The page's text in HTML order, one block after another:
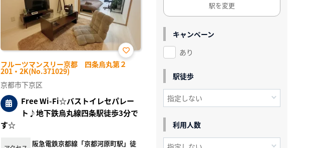
フルーツマンスリー京都 四条烏丸第２
201・2K(No.371029)
お気
に入
京都市下京区
Free Wi-Fi☆バストイレセパレー
ト♪地下鉄烏丸線四条駅徒歩3分で
す☆
阪急電鉄京都線「京都河原町駅」徒
駅を変更
キャンペーン
あり
駅徒歩
利用人数